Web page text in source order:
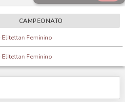
CAMPEONATO
Elitettan Feminino
Elitettan Feminino